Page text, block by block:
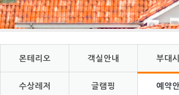
몬테리오 객실안내 부대
수상레저 글램핑 예약